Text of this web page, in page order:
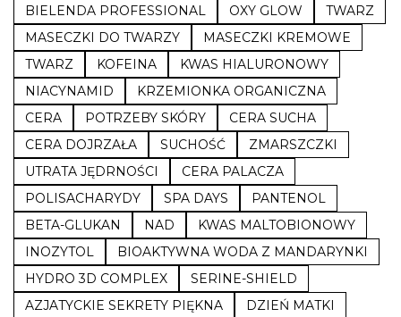
BIELENDA PROFESSIONAL OXY GLOW
TWARZ
MASECZKI DO TWARZY
MASECZKI KREMOWE
TWARZ
KOFEINA
KWAS HIALURONOWY
NIACYNAMID
KRZEMIONKA ORGANICZNA
CERA
POTRZEBY SKÓRY
CERA SUCHA
CERA DOJRZAŁA
SUCHOŚĆ
ZMARSZCZKI
UTRATA JĘDRNOŚCI
CERA PALACZA
POLISACHARYDY
SPA DAYS
PANTENOL
BETA-GLUKAN
NAD
KWAS MALTOBIONOWY
INOZYTOL
BIOAKTYWNA WODA Z MANDARYNKI
HYDRO 3D COMPLEX
SERINE-SHIELD
AZJATYCKIE SEKRETY PIĘKNA
DZIEŃ MATKI